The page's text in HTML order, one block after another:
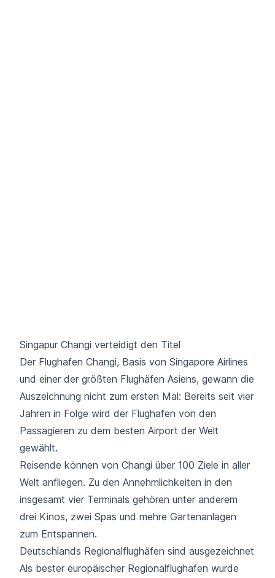
Singapur Changi verteidigt den Titel
Der Flughafen Changi, Basis von Singapore Airlines
und einer der größten Flughäfen Asiens, gewann die
Auszeichnung nicht zum ersten Mal: Bereits seit vier
Jahren in Folge wird der Flughafen von den
Passagieren zu dem besten Airport der Welt
gewählt.
Reisende können von Changi über 100 Ziele in aller
Welt anfliegen. Zu den Annehmlichkeiten in den
insgesamt vier Terminals gehören unter anderem
drei Kinos, zwei Spas und mehre Gartenanlagen
zum Entspannen.
Deutschlands Regionalflughäfen sind ausgezeichnet
Als bester europäischer Regionalflughafen wurde